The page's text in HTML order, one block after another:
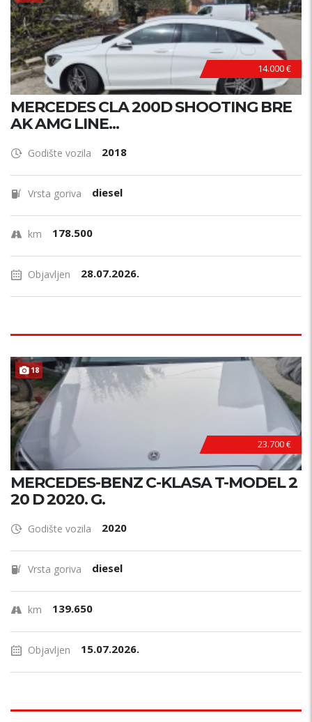
14.000 €
MERCEDES CLA 200D SHOOTING BRE
AK AMG LINE...
Godište vozila 2018
Vrsta goriva diesel
km 178.500
Objavljen 28.07.2026.
18
23.700 €
MERCEDES-BENZ C-KLASA T-MODEL 2
20 D 2020. G.
Godište vozila 2020
Vrsta goriva diesel
km 139.650
Objavljen 15.07.2026.